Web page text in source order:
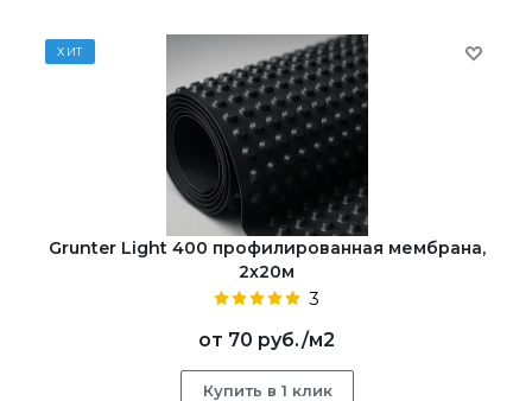
ХИТ
Grunter Light 400 профилированная мембрана,
2х20м
3
от 70 руб./м2
Купить в 1 клик